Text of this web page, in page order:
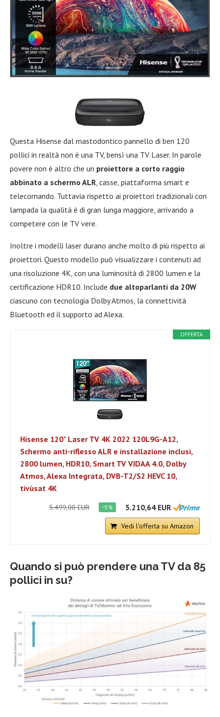
Questa Hisense dal mastodontico pannello di ben 120
pollici in realtà non è una TV, bensì una TV Laser. In parole
povere non è altro che un proiettore a corto raggio
abbinato a schermo ALR , casse, piattaforma smart e
telecomando. Tuttavia rispetto ai proiettori tradizionali con
lampada la qualità è di gran lunga maggiore, arrivando a
competere con le TV vere.
Inoltre i modelli laser durano anche molto di più rispetto ai
proiettori. Questo modello può visualizzare i contenuti ad
una risoluzione 4K, con una luminosità di 2800 lumen e la
certificazione HDR10. Include due altoparlanti da 20W
ciascuno con tecnologia Dolby Atmos, la connettività
Bluetooth ed il supporto ad Alexa.
OFFERTA
Hisense 120" Laser TV 4K 2022 120L9G-A12,
Schermo anti-riflesso ALR e installazione inclusi,
2800 lumen, HDR10, Smart TV VIDAA 4.0, Dolby
Atmos, Alexa Integrata, DVB-T2/S2 HEVC 10,
tivùsat 4K
5.499,00 EUR −5% 5.210,64 EUR
Vedi l'offerta su Amazon
Quando si può prendere una TV da 85
pollici in su?